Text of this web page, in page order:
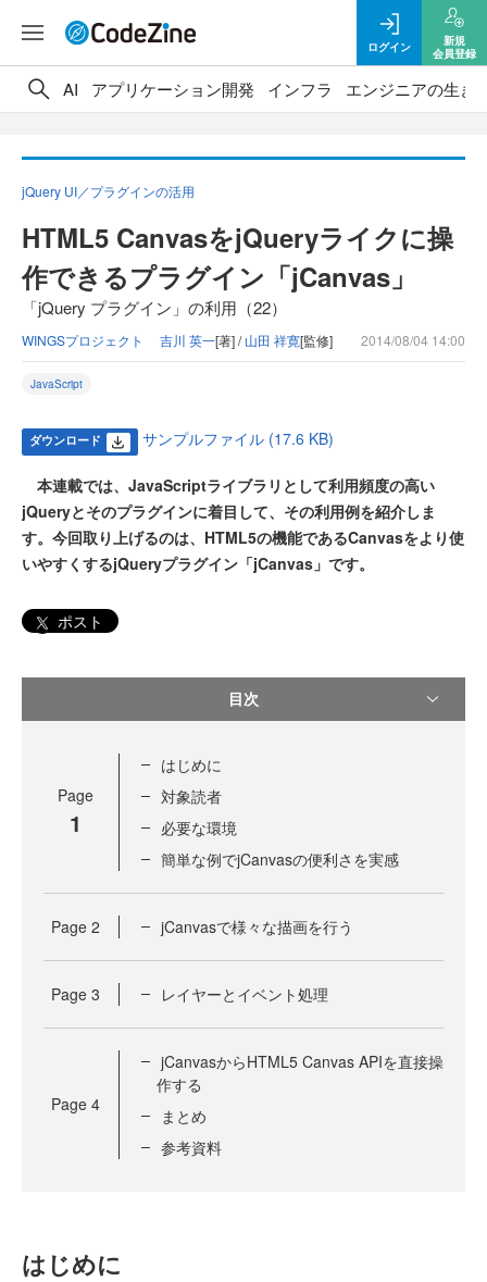
ログイン
新規
会員登録
AI アプリケーション開発 インフラ エンジニアの生き
jQuery UI／プラグインの活用
HTML5 CanvasをjQueryライクに操
作できるプラグイン「jCanvas」
「jQuery プラグイン」の利用（22）
WINGSプロジェクト 吉川 英一[著] /山田 祥寛[監修] 2014/08/04 14:00
JavaScript
ダウンロード サンプルファイル (17.6 KB)
本連載では、JavaScriptライブラリとして利用頻度の高い
jQueryとそのプラグインに着目して、その利用例を紹介しま
す。今回取り上げるのは、HTML5の機能であるCanvasをより使
いやすくするjQueryプラグイン「jCanvas」です。
ポスト
目次
Page
1
はじめに
対象読者
必要な環境
簡単な例でjCanvasの便利さを実感
Page 2 jCanvasで様々な描画を行う
Page 3 レイヤーとイベント処理
Page 4
jCanvasからHTML5 Canvas APIを直接操
作する
まとめ
参考資料
はじめに